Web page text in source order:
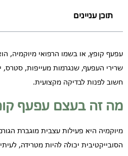
תוכן עניינים
עפעף קופץ, או בשמו הרפואי מיוקמיה,
שרירי העפעף, שנגרמות מעייפות, סטרס,
חשוב לפנות לבדיקה מקצועית.
מה זה בעצם עפעף
מיוקמיה היא פעילות עצבית מוגברת
הסובייקטיבית יכולה להיות מטרידה,